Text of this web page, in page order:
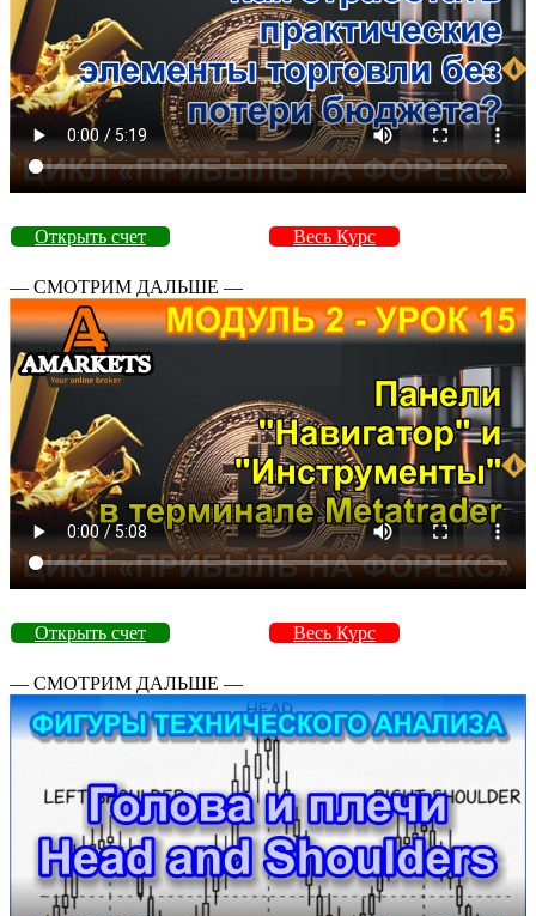
Открыть счет Весь Курс
— СМОТРИМ ДАЛЬШЕ —
Открыть счет Весь Курс
— СМОТРИМ ДАЛЬШЕ —